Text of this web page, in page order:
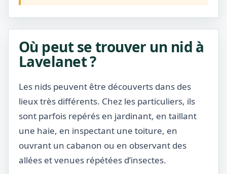
Où peut se trouver un nid à
Lavelanet ?
Les nids peuvent être découverts dans des
lieux très différents. Chez les particuliers, ils
sont parfois repérés en jardinant, en taillant
une haie, en inspectant une toiture, en
ouvrant un cabanon ou en observant des
allées et venues répétées d’insectes.